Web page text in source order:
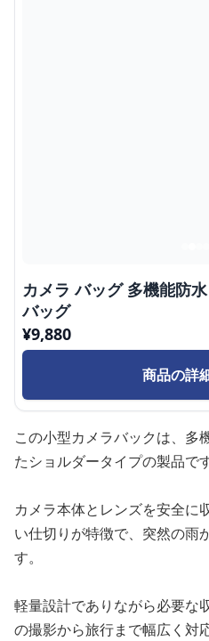
カメラ バッグ 多機能防
バッグ
¥9,880
商品の詳
この小型カメラバックは、多
たショルダータイプの製品です
カメラ本体とレンズを安全に
い仕切りが特徴で、突然の雨
す。
軽量設計でありながら必要な
の撮影から旅行まで幅広く対